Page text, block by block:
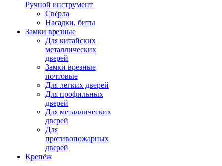
Ручной инструмент
Свёрла
Насадки, биты
Замки врезные
Для китайских
металлических
дверей
Замки врезные
почтовые
Для легких дверей
Для профильных
дверей
Для металлических
дверей
Для
противопожарных
дверей
Крепёж